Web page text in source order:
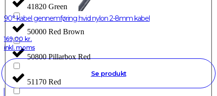
41820 Green
50000 Red Brown
50800 Pillarbox Red
51170 Red
90° kabel gennemføring hvid nylon 2-8mm kabel
169,00 kr.
inkl. moms
Se produkt